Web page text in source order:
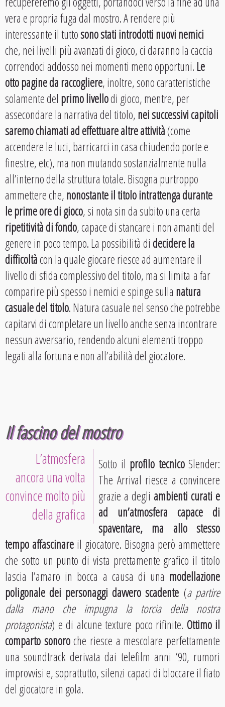
vera e propria fuga dal mostro. A rendere più
interessante il tuttosono stati introdotti nuovi nemici
che, nei livelli più avanzati di gioco, ci daranno la caccia
correndoci addosso nei momenti meno opportuni.Le
otto pagine da raccogliere, inoltre, sono caratteristiche
solamente del primo livellodi gioco, mentre, per
assecondare la narrativa del titolo,nei successivi capitoli
saremo chiamati ad effettuare altre attività(come
accendere le luci, barricarci in casa chiudendo porte e
finestre, etc), ma non mutando sostanzialmente nulla
all’interno della struttura totale. Bisogna purtroppo
ammettere che,nonostante il titolo intrattenga durante
le prime ore di gioco, si nota sin da subito una certa
ripetitività di fondo, capace di stancare i non amanti del
genere in poco tempo. La possibilità didecidere la
difficoltàcon la quale giocare riesce ad aumentare il
livello di sfida complessivo del titolo, ma si limita a far
comparire più spesso i nemici e spinge sulla natura
casuale del titolo. Natura casuale nel senso che potrebbe
capitarvi di completare un livello anche senza incontrare
nessun avversario, rendendo alcuni elementi troppo
legati alla fortuna e non all’abilità del giocatore.
Il fascino del mostro
L’atmosfera
ancora una volta
convince molto più
della grafica
Sotto il profilo tecnicoSlender:
The Arrival riesce a convincere
grazie a degli ambienti curati e
ad un’atmosfera capace di
spaventare, ma allo stesso
tempo affascinare il giocatore. Bisogna però ammettere
che sotto un punto di vista prettamente grafico il titolo
lascia l’amaro in bocca a causa di una modellazione
poligonale dei personaggi davvero scadente (a partire
dalla mano che impugna la torcia della nostra
protagonista) e di alcune texture poco rifinite. Ottimo il
comparto sonoroche riesce a mescolare perfettamente
una soundtrack derivata dai telefilm anni ’90, rumori
improvvisi e, soprattutto, silenzi capaci di bloccare il fiato
del giocatore in gola.